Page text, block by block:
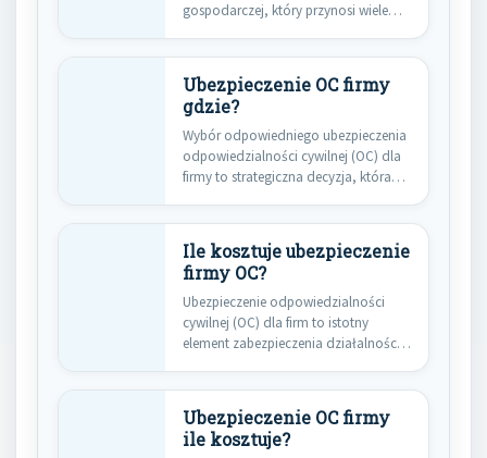
gospodarczej, który przynosi wiele
Ubezpieczenie OC firmy
gdzie?
Wybór odpowiedniego ubezpieczenia
odpowiedzialności cywilnej (OC) dla
firmy to strategiczna decyzja, która
Ile kosztuje ubezpieczenie
firmy OC?
Ubezpieczenie odpowiedzialności
cywilnej (OC) dla firm to istotny
element zabezpieczenia działalności
Ubezpieczenie OC firmy
ile kosztuje?